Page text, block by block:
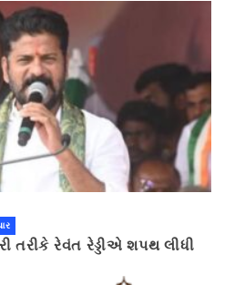
તરીકે રેવંત રેડ્ડીએ શપથ લીધી